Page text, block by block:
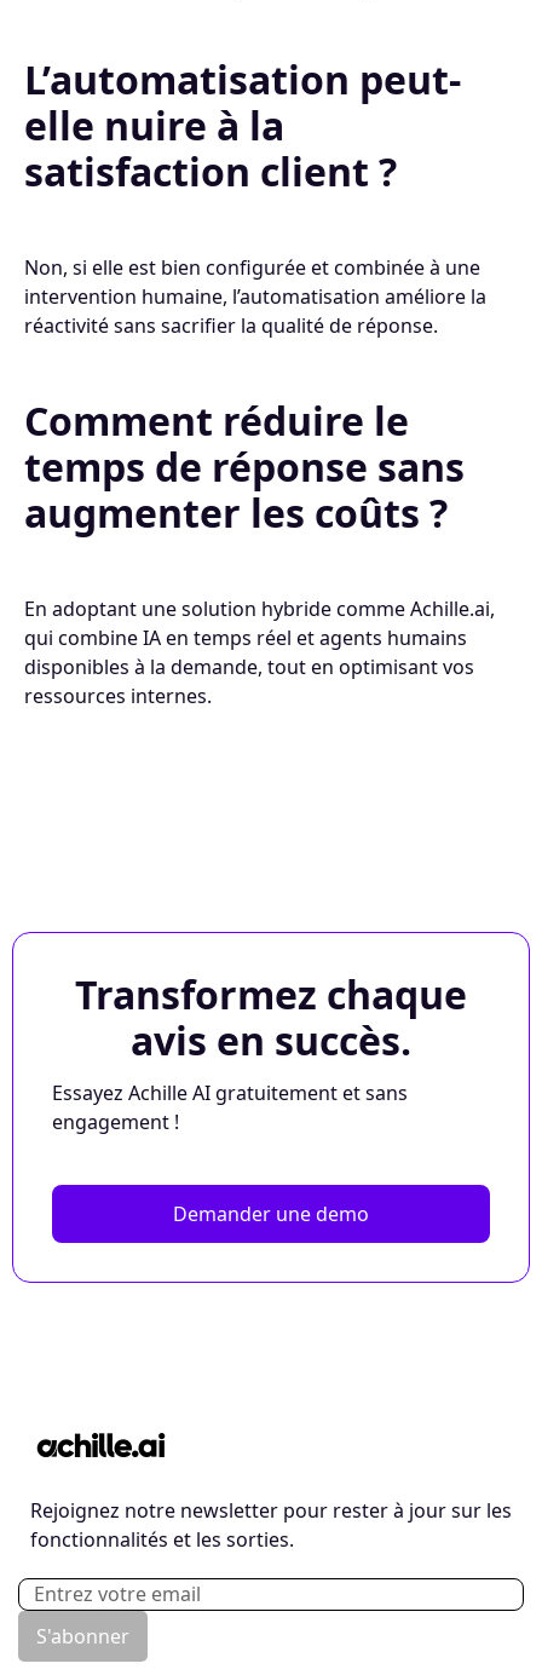
L’automatisation peut-
elle nuire à la
satisfaction client ?
Non, si elle est bien configurée et combinée à une
intervention humaine, l’automatisation améliore la
réactivité sans sacrifier la qualité de réponse.
Comment réduire le
temps de réponse sans
augmenter les coûts ?
En adoptant une solution hybride comme Achille.ai,
qui combine IA en temps réel et agents humains
disponibles à la demande, tout en optimisant vos
ressources internes.
Transformez chaque
avis en succès.
Essayez Achille AI gratuitement et sans
engagement !
Demander une demo
Rejoignez notre newsletter pour rester à jour sur les
fonctionnalités et les sorties.